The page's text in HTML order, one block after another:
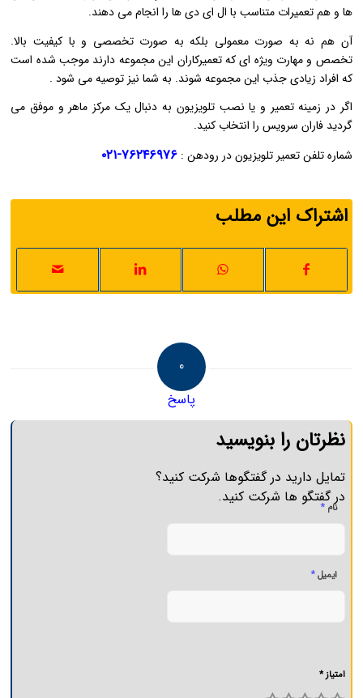
ها و هم تعمیرات متناسب با ال ای دی ها را انجام می دهند.
آن هم نه به صورت معمولی بلکه به صورت تخصصی و با کیفیت بالا.
تخصص و مهارت ویژه ای که تعمیرکاران این مجموعه دارند موجب شده است
که افراد زیادی جذب این مجموعه شوند. به شما نیز توصیه می شود .
اگر در زمینه تعمیر و یا نصب تلویزیون به دنبال یک مرکز ماهر و موفق می
گردید فاران سرویس را انتخاب کنید.
شماره تلفن تعمیر تلویزیون در رودهن :۷۶۲۴۶۹۷۶-۰۲۱
اشتراک این مطلب
0
پاسخ
نظرتان را بنویسید
تمایل دارید در گفتگوها شرکت کنید؟
در گفتگو ها شرکت کنید.
نام*
ایمیل*
امتیاز *